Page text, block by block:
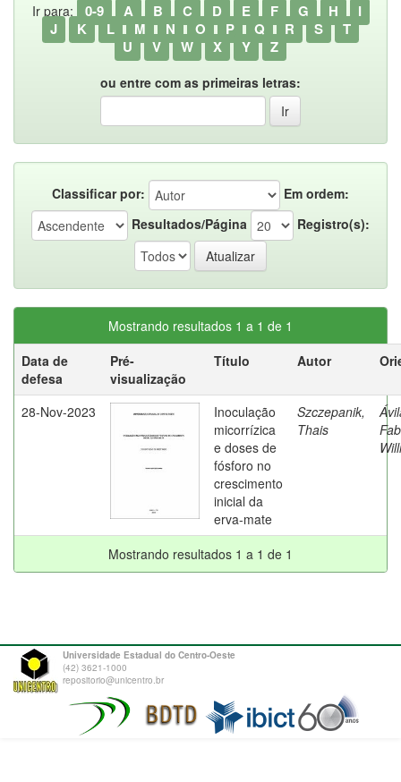
Ir para: 0-9 A B C D E F G H
I
J
K L M N O P Q R S
T
U
V W X Y Z
ou entre com as primeiras letras:
Classificar por:
Em ordem:
Resultados/Página
Registro(s):
Mostrando resultados 1 a 1 de 1
Data de
defesa
Pré-
visualização
Título Autor
28-Nov-2023
Inoculação
micorrízica
e doses de
fósforo no
crescimento
inicial da
erva-mate
Szczepanik,
Thais
Mostrando resultados 1 a 1 de 1
Universidade Estadual do Centro-Oeste
(42) 3621-1000
repositorio@unicentro.br